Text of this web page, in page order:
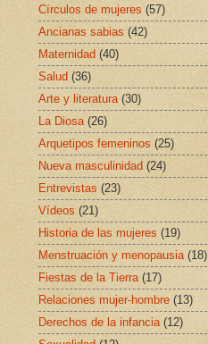
Círculos de mujeres (57)
Ancianas sabias (42)
Maternidad (40)
Salud (36)
Arte y literatura (30)
La Diosa (26)
Arquetipos femeninos (25)
Nueva masculinidad (24)
Entrevistas (23)
Vídeos (21)
Historia de las mujeres (19)
Menstruación y menopausia (18)
Fiestas de la Tierra (17)
Relaciones mujer-hombre (13)
Derechos de la infancia (12)